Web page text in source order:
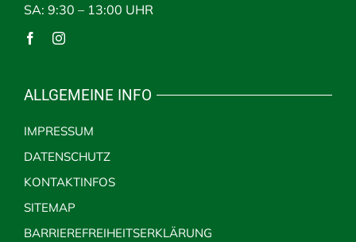
SA: 9:30 – 13:00 UHR
ALLGEMEINE INFO
IMPRESSUM
DATENSCHUTZ
KONTAKTINFOS
SITEMAP
BARRIEREFREIHEITSERKLÄRUNG